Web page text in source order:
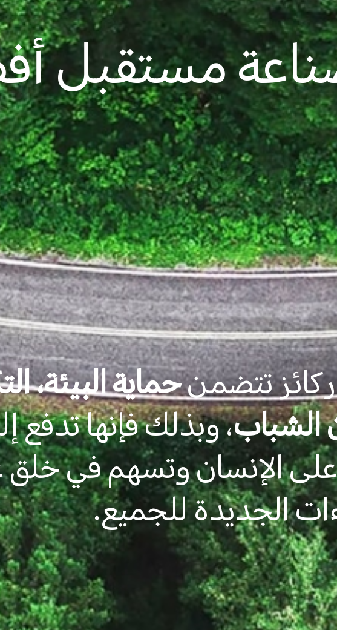
مستقبل
حماية البيئة،
الشباب، وبذلك فإنها تدفع
على الإنسان وتسهم في
الجديدة للجميع.